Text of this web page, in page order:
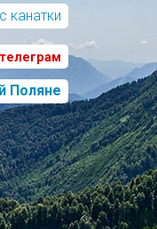
канатки
Поляне